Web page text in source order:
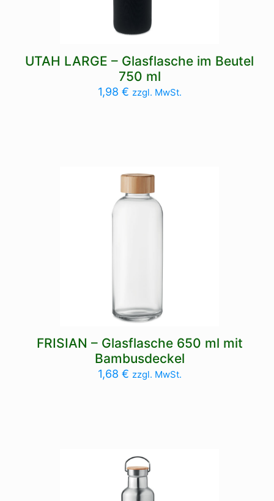
UTAH LARGE – Glasflasche im Beutel
750 ml
1,98 € zzgl. MwSt.
FRISIAN – Glasflasche 650 ml mit
Bambusdeckel
1,68 € zzgl. MwSt.